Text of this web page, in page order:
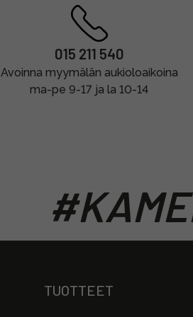
015 211 540
Avoinna myymälän aukioloaikoina
ma-pe 9-17 ja la 10-14
TUOTTEET